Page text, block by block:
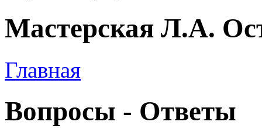
Мастерская Л.А.
Главная
Вопросы - Ответы